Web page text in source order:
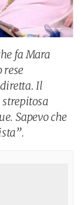
fa Mara
rese
Il
Sapevo che